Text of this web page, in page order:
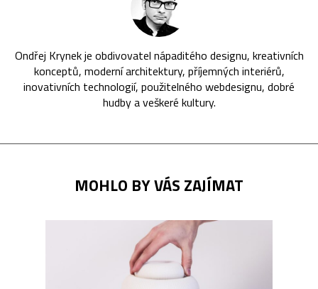
Ondřej Krynek je obdivovatel nápaditého designu, kreativních
konceptů, moderní architektury, příjemných interiérů,
inovativních technologií, použitelného webdesignu, dobré
hudby a veškeré kultury.
MOHLO BY VÁS ZAJÍMAT